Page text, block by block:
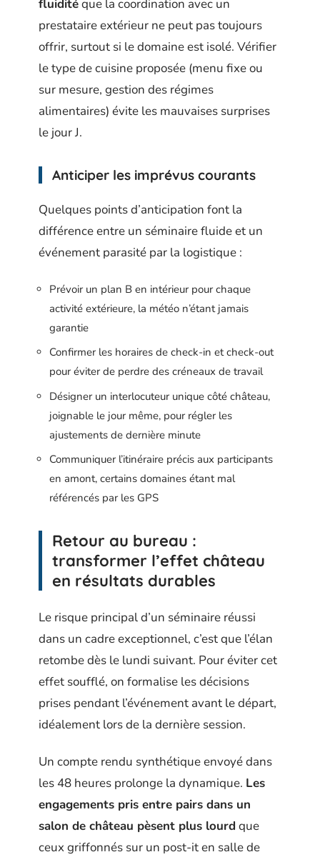
fluiditéque la coordination avec un
prestataire extérieur ne peut pas toujours
offrir, surtout si le domaine est isolé. Vérifier
le type de cuisine proposée (menu fixe ou
sur mesure, gestion des régimes
alimentaires) évite les mauvaises surprises
le jour J.
Anticiper les imprévus courants
Quelques points d’anticipation font la
différence entre un séminaire fluide et un
événement parasité par la logistique :
Prévoir un plan B en intérieur pour chaque
activité extérieure, la météo n’étant jamais
garantie
Confirmer les horaires de check-in et check-out
pour éviter de perdre des créneaux de travail
Désigner un interlocuteur unique côté château,
joignable le jour même, pour régler les
ajustements de dernière minute
Communiquer l’itinéraire précis aux participants
en amont, certains domaines étant mal
référencés par les GPS
Retour au bureau :
transformer l’effet château
en résultats durables
Le risque principal d’un séminaire réussi
dans un cadre exceptionnel, c’est que l’élan
retombe dès le lundi suivant. Pour éviter cet
effet soufflé, on formalise les décisions
prises pendant l’événement avant le départ,
idéalement lors de la dernière session.
Un compte rendu synthétique envoyé dans
les 48 heures prolonge la dynamique. Les
engagements pris entre pairs dans un
salon de château pèsent plus lourd que
ceux griffonnés sur un post-it en salle de